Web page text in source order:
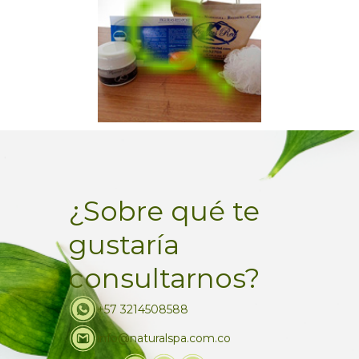
¿Sobre qué te
gustaría
consultarnos?
+57 3214508588
info@naturalspa.com.co